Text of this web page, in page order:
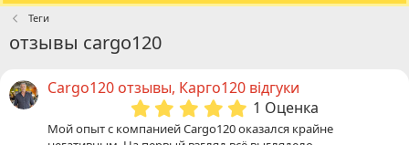
Теги
отзывы cargo120
Cargo120 отзывы, Карго120 відгуки
5
.
1 Оценка
Мой опыт с компанией Cargo120 оказался крайне